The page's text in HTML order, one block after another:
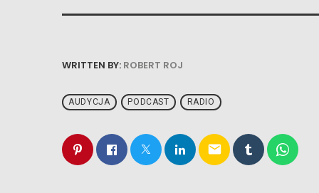
WRITTEN BY: ROBERT ROJ
AUDYCJA PODCAST RADIO
email